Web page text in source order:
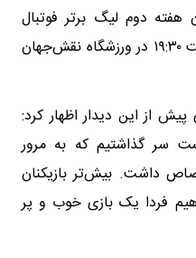
هفته دوم لیگ برتر فوتبال
ایران عصر فردا (دوشنبه) از ساعت ۱۹:۳۰ در ورزشگاه نقش‌جهان
از این دیدار اظهار کرد:
سر گذاشتیم که به مرور
داشت. بیش‌تر بازیکنان
فردا یک بازی خوب و پر